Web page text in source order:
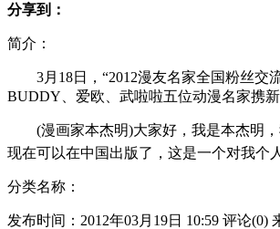
故宫被盗展品价值未给出结论
实拍三岁女孩玩游乐器被甩飞
分享到：
简介：
3月18日，“2012漫友名家全国粉丝交流
BUDDY、爱欧、武啦啦五位动漫名家携
(漫画家本杰明)大家好，我是本杰明，
现在可以在中国出版了，这是一个对我个
分类名称：
发布时间：2012年03月19日 10:59 评论(0)